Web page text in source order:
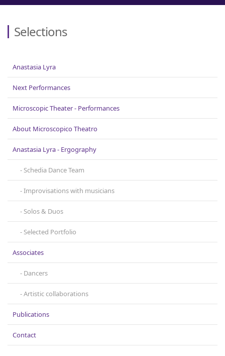
Selections
Anastasia Lyra
Next Performances
Microscopic Theater - Performances
About Microscopicο Theatro
Anastasia Lyra - Ergography
Schedia Dance Team
Improvisations with musicians
Solos & Duos
Selected Portfolio
Associates
Dancers
Artistic collaborations
Publications
Contact